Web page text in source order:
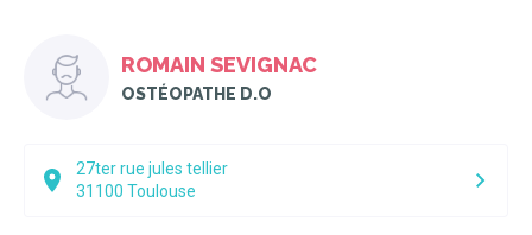
ROMAIN SEVIGNAC
OSTÉOPATHE D.O
27ter rue jules tellier
31100 Toulouse